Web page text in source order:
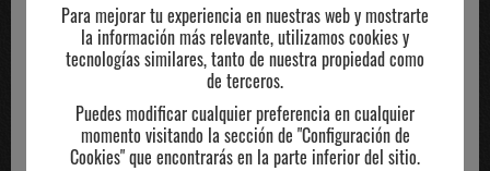
Para mejorar tu experiencia en nuestras web y mostrarte
la información más relevante, utilizamos cookies y
tecnologías similares, tanto de nuestra propiedad como
de terceros.
Puedes modificar cualquier preferencia en cualquier
momento visitando la sección de "Configuración de
Cookies" que encontrarás en la parte inferior del sitio.